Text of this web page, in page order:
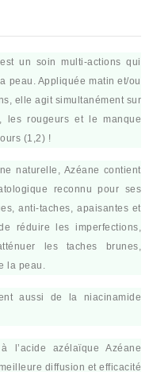
un soin multi-actions qui
peau. Appliquée matin et/ou
elle agit simultanément sur
les rougeurs et le manque
(1,2) !
naturelle, Azéane contient
reconnu pour ses
anti-taches, apaisantes et
réduire les imperfections,
les taches brunes,
la peau.
aussi de la niacinamide
l’acide azélaïque Azéane
diffusion et efficacité